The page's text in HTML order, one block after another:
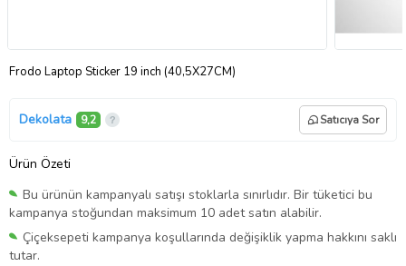
Frodo Laptop Sticker 19 inch (40,5X27CM)
Dekolata 9,2 Satıcıya Sor
Ürün Özeti
Bu ürünün kampanyalı satışı stoklarla sınırlıdır. Bir tüketici bu
kampanya stoğundan maksimum 10 adet satın alabilir.
Çiçeksepeti kampanya koşullarında değişiklik yapma hakkını saklı
tutar.